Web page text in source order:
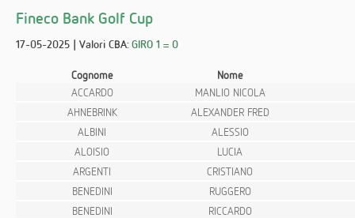
Fineco Bank Golf Cup
17-05-2025 | Valori CBA:GIRO 1 = 0
Cognome
Nome
ACCARDO
MANLIO NICOLA
AHNEBRINK
ALEXANDER FRED
ALBINI
ALESSIO
ALOISIO
LUCIA
ARGENTI
CRISTIANO
BENEDINI
RUGGERO
BENEDINI
RICCARDO